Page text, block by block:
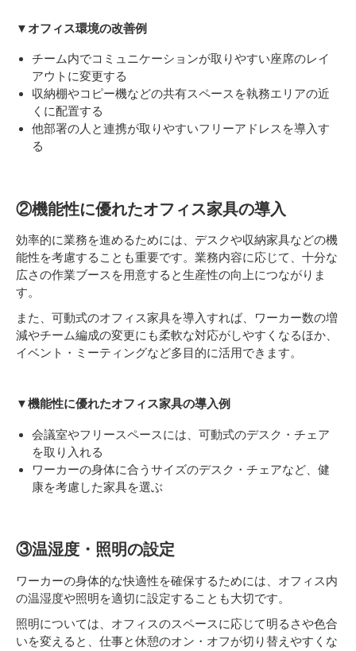
▼オフィス環境の改善例
チーム内でコミュニケーションが取りやすい座席のレイ
アウトに変更する
収納棚やコピー機などの共有スペースを執務エリアの近
くに配置する
他部署の人と連携が取りやすいフリーアドレスを導入す
る
②機能性に優れたオフィス家具の導入
効率的に業務を進めるためには、デスクや収納家具などの機
能性を考慮することも重要です。業務内容に応じて、十分な
広さの作業ブースを用意すると生産性の向上につながりま
す。
また、可動式のオフィス家具を導入すれば、ワーカー数の増
減やチーム編成の変更にも柔軟な対応がしやすくなるほか、
イベント・ミーティングなど多目的に活用できます。
▼機能性に優れたオフィス家具の導入例
会議室やフリースペースには、可動式のデスク・チェア
を取り入れる
ワーカーの身体に合うサイズのデスク・チェアなど、健
康を考慮した家具を選ぶ
③温湿度・照明の設定
ワーカーの身体的な快適性を確保するためには、オフィス内
の温湿度や照明を適切に設定することも大切です。
照明については、オフィスのスペースに応じて明るさや色合
いを変えると、仕事と休憩のオン・オフが切り替えやすくな